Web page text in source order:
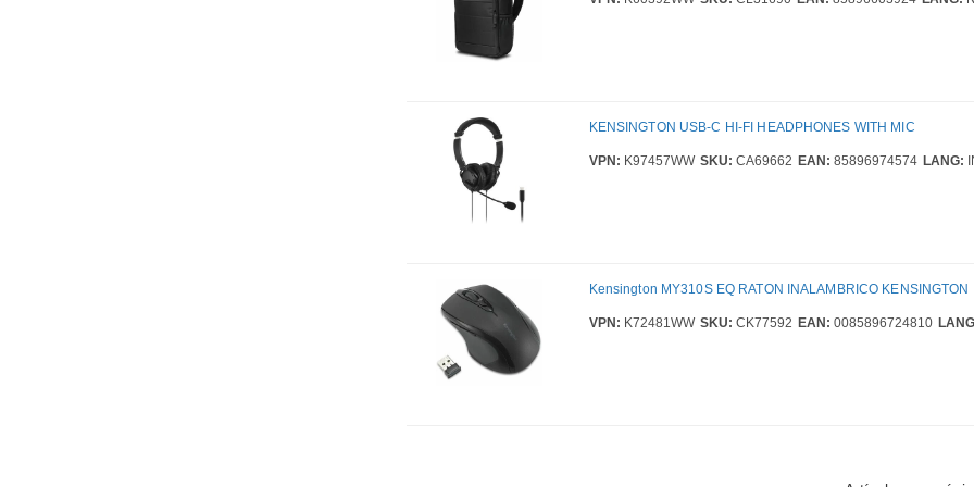
KENSINGTON USB-C HI-FI HEADPHONES WITH MIC
VPN: K97457WW SKU: CA69662 EAN: 85896974574 LANG:
Kensington MY310S EQ RATON INALAMBRICO KENSINGTON
VPN: K72481WW SKU: CK77592 EAN: 0085896724810